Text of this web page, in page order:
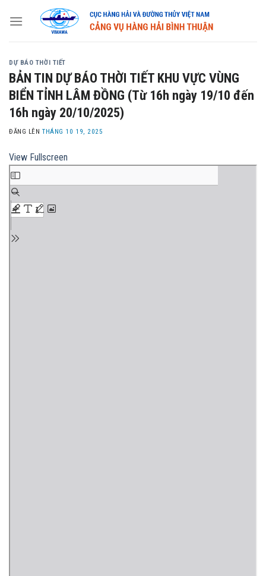
DỰ BÁO THỜI TIẾT
BẢN TIN DỰ BÁO THỜI TIẾT KHU VỰC VÙNG
BIỂN TỈNH LÂM ĐỒNG (Từ 16h ngày 19/10 đến
16h ngày 20/10/2025)
ĐĂNG LÊNTHÁNG 10 19, 2025
View Fullscreen